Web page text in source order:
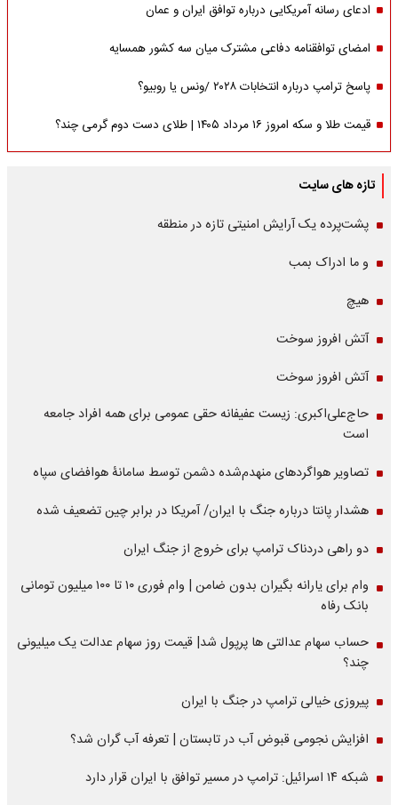
ادعای رسانه آمریکایی درباره توافق ایران و عمان
امضای توافقنامه دفاعی مشترک میان سه کشور همسایه
پاسخ ترامپ درباره انتخابات ۲۰۲۸ /ونس یا روبیو؟
قیمت طلا و سکه امروز ۱۶ مرداد ۱۴۰۵ | طلای دست دوم گرمی چند؟
تازه های سایت
پشت‌پرده یک آرایش امنیتی تازه در منطقه
و ما ادراک بمب
هیچ
آتش افروز سوخت
آتش افروز سوخت
حاج‌علی‌اکبری: زیست عفیفانه حقی عمومی برای همه افراد جامعه
است
تصاویر هواگردهای منهدم‌شده دشمن توسط سامانۀ هوافضای سپاه
هشدار پانتا درباره جنگ با ایران/ آمریکا در برابر چین تضعیف شده
دو راهی دردناک ترامپ برای خروج از جنگ ایران
وام برای یارانه بگیران بدون ضامن | وام فوری ۱۰ تا ۱۰۰ میلیون تومانی
بانک رفاه
حساب سهام عدالتی ها پرپول شد| قیمت روز سهام عدالت یک میلیونی
چند؟
پیروزی خیالی ترامپ در جنگ با ایران
افزایش نجومی قبوض آب در تابستان | تعرفه آب گران شد؟
شبکه ۱۴ اسرائیل: ترامپ در مسیر توافق با ایران قرار دارد